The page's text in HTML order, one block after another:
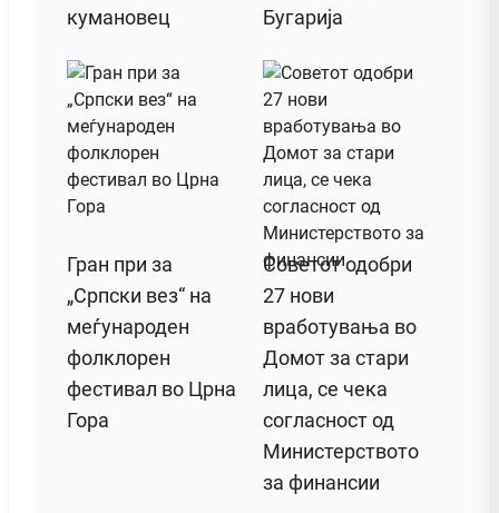
кумановец
Бугарија
Гран при за
„Српски вез“ на
меѓународен
фолклорен
фестивал во Црна
Гора
Советот одобри
27 нови
вработувања во
Домот за стари
лица, се чека
согласност од
Министерството
за финансии